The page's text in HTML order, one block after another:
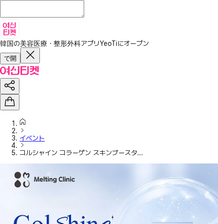
韓国の美容医療・整形外科アプリYeoTiにオープン
で開
イベント
コルシャイン コラーゲン スキンブースタ...